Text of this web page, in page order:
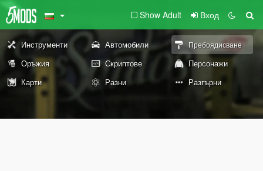
Show Adult Вход
Инструменти Автомобили Пребоядисване
Оръжия Скриптове
Персонажи
Карти
Разни Разгърни